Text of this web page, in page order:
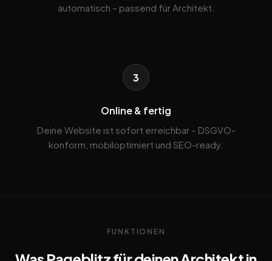
automatisch – passend für Architekt.
3
Online & fertig
Deine Website ist sofort erreichbar – DSGVO-
konform, mobiloptimiert und SEO-ready.
FUNKTIONEN